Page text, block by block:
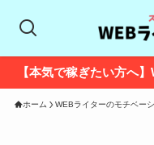
【本気で稼ぎたい方へ
ホーム WEBライターのモチベー